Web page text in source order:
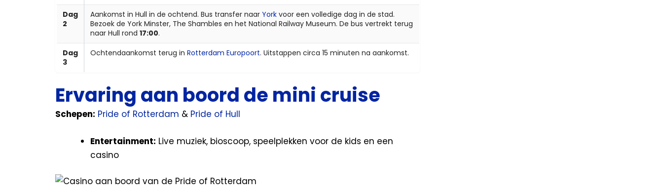
Dag
2
Aankomst in Hull in de ochtend. Bus transfer naar York voor een volledige dag in de stad.
Bezoek de York Minster, The Shambles en het National Railway Museum. De bus vertrekt terug
naar Hull rond 17:00.
Dag
3
Ochtendaankomst terug in Rotterdam Europoort. Uitstappen circa 15 minuten na aankomst.
Ervaring aan boord de mini cruise
Schepen: Pride of Rotterdam & Pride of Hull
Entertainment: Live muziek, bioscoop, speelplekken voor de kids en een
casino